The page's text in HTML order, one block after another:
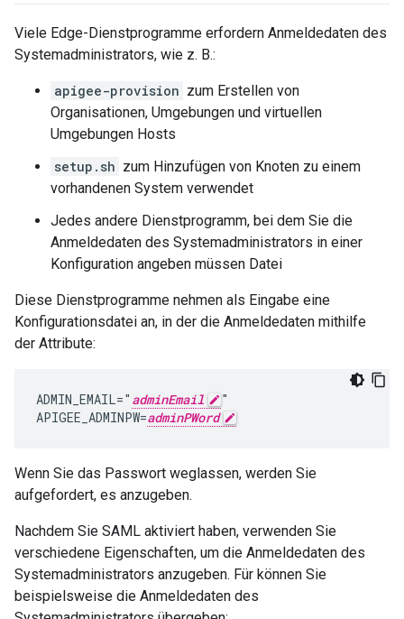
Viele Edge-Dienstprogramme erfordern Anmeldedaten des
Systemadministrators, wie z. B.:
apigee-provision zum Erstellen von
Organisationen, Umgebungen und virtuellen
Umgebungen Hosts
setup.sh zum Hinzufügen von Knoten zu einem
vorhandenen System verwendet
Jedes andere Dienstprogramm, bei dem Sie die
Anmeldedaten des Systemadministrators in einer
Konfiguration angeben müssen Datei
Diese Dienstprogramme nehmen als Eingabe eine
Konfigurationsdatei an, in der die Anmeldedaten mithilfe
der Attribute:
ADMIN_EMAIL=" adminEmail
"
APIGEE_ADMINPW=adminPWord
Wenn Sie das Passwort weglassen, werden Sie
aufgefordert, es anzugeben.
Nachdem Sie SAML aktiviert haben, verwenden Sie
verschiedene Eigenschaften, um die Anmeldedaten des
Systemadministrators anzugeben. Für können Sie
beispielsweise die Anmeldedaten des